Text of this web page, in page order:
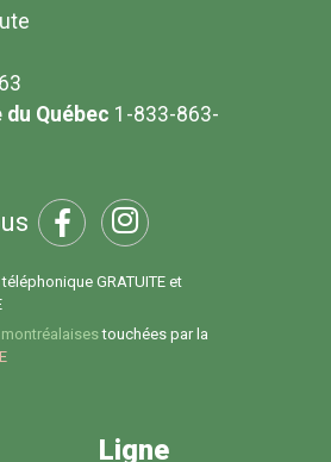
du Québec 1-833-863-
GRATUITE et
touchées par la
Ligne